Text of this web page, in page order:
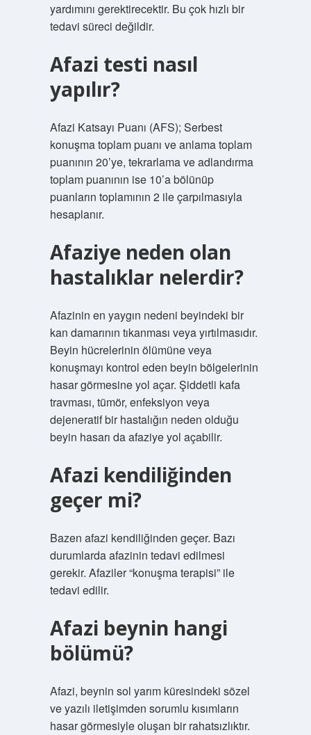
yardımını gerektirecektir. Bu çok hızlı bir
tedavi süreci değildir.
Afazi testi nasıl
yapılır?
Afazi Katsayı Puanı (AFS); Serbest
konuşma toplam puanı ve anlama toplam
puanının 20’ye, tekrarlama ve adlandırma
toplam puanının ise 10’a bölünüp
puanların toplamının 2 ile çarpılmasıyla
hesaplanır.
Afaziye neden olan
hastalıklar nelerdir?
Afazinin en yaygın nedeni beyindeki bir
kan damarının tıkanması veya yırtılmasıdır.
Beyin hücrelerinin ölümüne veya
konuşmayı kontrol eden beyin bölgelerinin
hasar görmesine yol açar. Şiddetli kafa
travması, tümör, enfeksiyon veya
dejeneratif bir hastalığın neden olduğu
beyin hasarı da afaziye yol açabilir.
Afazi kendiliğinden
geçer mi?
Bazen afazi kendiliğinden geçer. Bazı
durumlarda afazinin tedavi edilmesi
gerekir. Afaziler “konuşma terapisi” ile
tedavi edilir.
Afazi beynin hangi
bölümü?
Afazi, beynin sol yarım küresindeki sözel
ve yazılı iletişimden sorumlu kısımların
hasar görmesiyle oluşan bir rahatsızlıktır.